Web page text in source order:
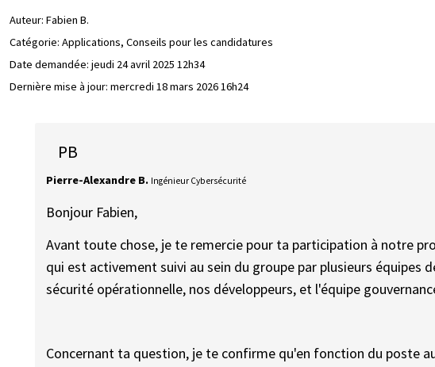
Auteur: Fabien B.
Catégorie: Applications, Conseils pour les candidatures
Date demandée: jeudi 24 avril 2025 12h34
Dernière mise à jour: mercredi 18 mars 2026 16h24
PB
Pierre-Alexandre B. Ingénieur Cybersécurité
Bonjour Fabien,
Avant toute chose, je te remercie pour ta participation à notre
qui est activement suivi au sein du groupe par plusieurs
sécurité opérationnelle, nos développeurs, et l'équipe
Concernant ta question, je te confirme qu'en fonction du poste